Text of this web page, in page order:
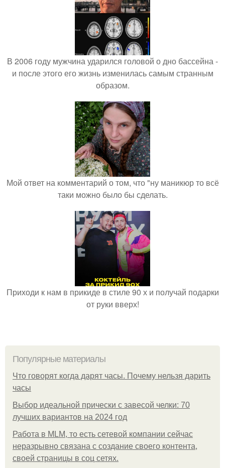
В 2006 году мужчина ударился головой о дно бассейна -
и после этого его жизнь изменилась самым странным
образом.
Мой ответ на комментарий о том, что "ну маникюр то всё
таки можно было бы сделать.
Приходи к нам в прикиде в стиле 90 х и получай подарки
от руки вверх!
Популярные материалы
Что говорят когда дарят часы. Почему нельзя дарить
часы
Выбор идеальной прически с завесой челки: 70
лучших вариантов на 2024 год
Работа в MLM, то есть сетевой компании сейчас
неразрывно связана с создание своего контента,
своей страницы в соц сетях.